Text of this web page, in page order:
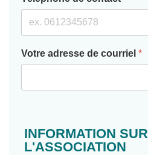
Votre adresse de courriel *
INFORMATION SUR
L'ASSOCIATION